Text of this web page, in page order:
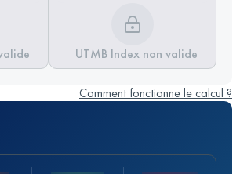
UTMB Index non valide
Comment fonctionne le calcul ?